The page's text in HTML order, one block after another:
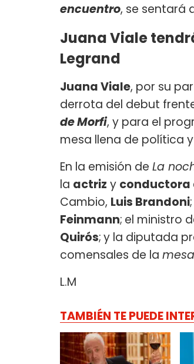
encuentro, se sentará
Juana Viale
Legrand
Juana Viale, por su
derrota del debut
de Morfi, y para el
mesa llena de política
En la emisión de La
la actriz y conductora
Cambio, Luis Brandoni
Feinmann; el ministro
Quirós;y la diputada
comensales de la
L.M
TAMBIÉN TE PUEDE